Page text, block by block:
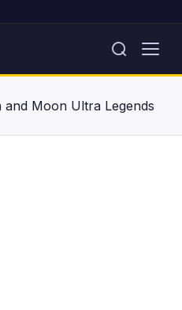
and Moon Ultra Legends